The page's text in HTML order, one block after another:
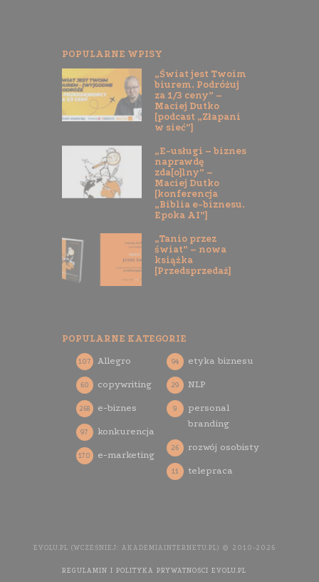
POPULARNE WPISY
„Świat jest Twoim
biurem. Podróżuj
za 1/3 ceny” –
Maciej Dutko
[podcast „Złapani
w sieć”]
„E-usługi – biznes
naprawdę
zda[o]lny” –
Maciej Dutko
[konferencja
„Biblia e-biznesu.
Epoka AI”]
„Tanio przez
świat” – nowa
książka
[Przedsprzedaż]
POPULARNE KATEGORIE
Allegro
107
copywriting
60
e-biznes
268
konkurencja
97
e-marketing
170
etyka biznesu
94
NLP
29
personal
branding
9
rozwój osobisty
26
telepraca
11
EVOLU.PL (WCZEŚNIEJ: AKADEMIAINTERNETU.PL) © 2010-2026
REGULAMIN I POLITYKA PRYWATNOŚCI EVOLU.PL